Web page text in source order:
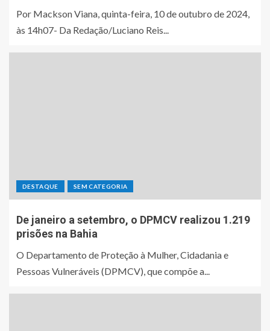
Por Mackson Viana, quinta-feira, 10 de outubro de 2024,
às 14h07- Da Redação/Luciano Reis...
DESTAQUE SEM CATEGORIA
De janeiro a setembro, o DPMCV realizou 1.219
prisões na Bahia
O Departamento de Proteção à Mulher, Cidadania e
Pessoas Vulneráveis (DPMCV), que compõe a...